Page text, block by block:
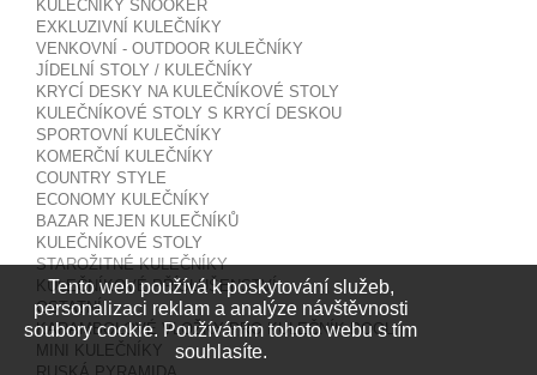
KULEČNÍKY SNOOKER
EXKLUZIVNÍ KULEČNÍKY
VENKOVNÍ - OUTDOOR KULEČNÍKY
JÍDELNÍ STOLY / KULEČNÍKY
KRYCÍ DESKY NA KULEČNÍKOVÉ STOLY
KULEČNÍKOVÉ STOLY S KRYCÍ DESKOU
SPORTOVNÍ KULEČNÍKY
KOMERČNÍ KULEČNÍKY
COUNTRY STYLE
ECONOMY KULEČNÍKY
BAZAR NEJEN KULEČNÍKŮ
KULEČNÍKOVÉ STOLY
STAROŽITNÉ KULEČNÍKY
KULEČNÍKOVÉ PŘÍSLUŠENSTVÍ
OSTATNÍ
KARAMBOLOVÉ VLOŽKY PRO KULEČNÍK POOL
MINI KULEČNÍKY
Tento web používá k poskytování služeb,
personalizaci reklam a analýze návštěvnosti
soubory cookie. Používáním tohoto webu s tím
souhlasíte.